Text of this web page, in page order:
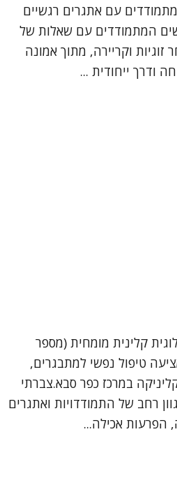
עם אתגרים רגשיים
המתמודדים עם שאלות של
וקריירה, מתוך אמונה
ודרך ייחודית ...
קלינית מומחית (מספר
אני מציעה טיפול נפשי למתבגרים,
במרכז כפר סבא.צברתי
רחב של התמודדויות ואתגרים
הפרעות אכילה...